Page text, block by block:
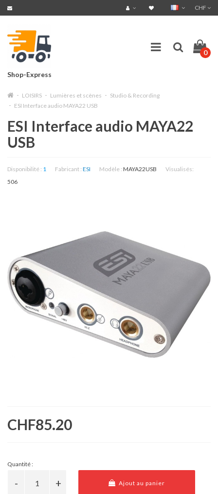
CHF
Shop-Express
0
LOISIRS Lumières et scènes
Studio & Recording
ESI Interface audio MAYA22 USB
ESI Interface audio MAYA22
USB
Disponibilité : 1 Fabricant : ESI Modèle : MAYA22USB
Visualisés:
506
CHF85.20
Quantité :
Ajout au panier